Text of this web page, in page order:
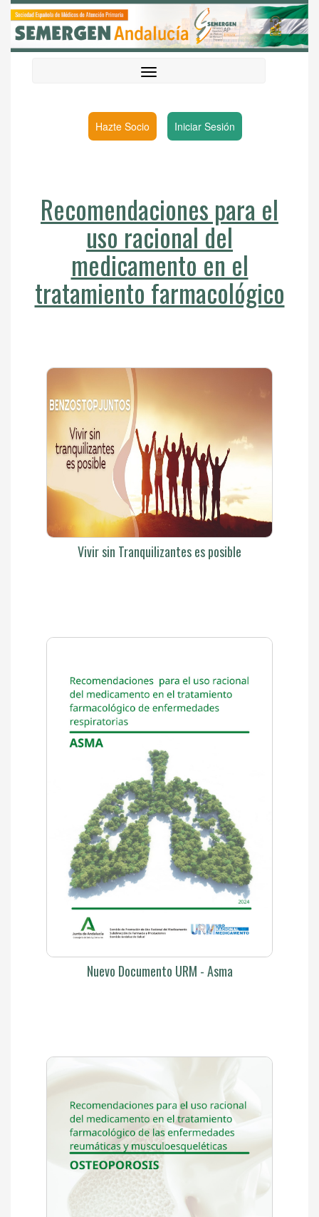
Hazte Socio Iniciar Sesión
Recomendaciones para el
uso racional del
medicamento en el
tratamiento farmacológico
Vivir sin Tranquilizantes es posible
Nuevo Documento URM - Asma